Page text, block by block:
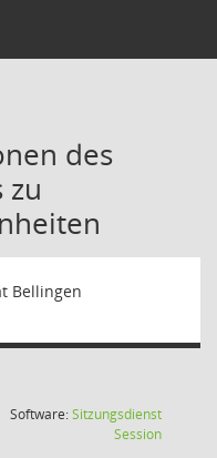
des
zu
Bellingen
Software:Sitzungsdienst
Session(Wird in